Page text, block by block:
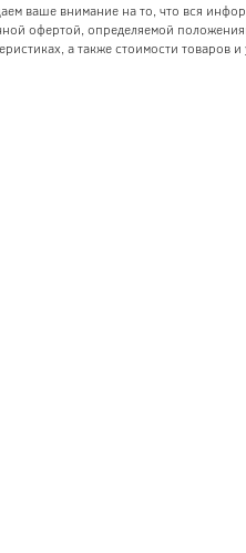
ваше внимание на то, что вся
офертой, определяемой
а также стоимости